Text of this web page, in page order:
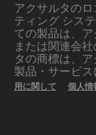
アクサルタの
ティング シス
ての製品は、
または関連会
タの商標は、
製品・サービス
用に関して
個人情